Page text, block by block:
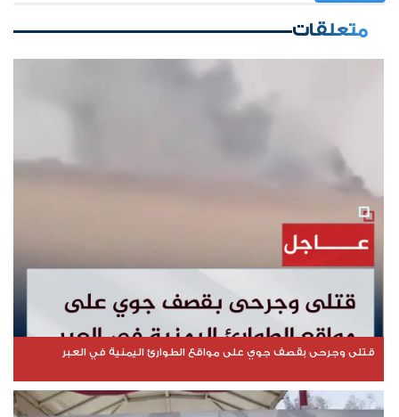
متعلقات
قتلى وجرحى بقصف جوي على مواقع الطوارئ اليمنية في العبر